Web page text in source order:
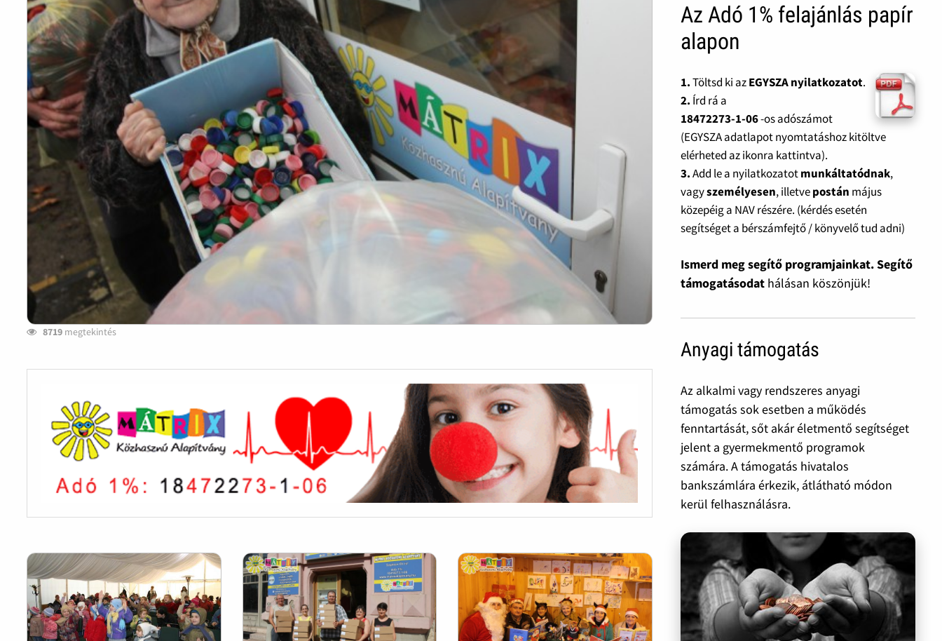
8719 megtekintés
Az Adó 1% felajánlás papír
alapon
1.Töltsd ki azEGYSZA nyilatkozatot.
2. Írd rá a
18472273-1-06-os adószámot
(EGYSZA adatlapot nyomtatáshoz kitöltve
elérheted az ikonra kattintva).
3.Add le a nyilatkozatotmunkáltatódnak,
vagyszemélyesen, illetvepostán május
közepéig a NAV részére. (kérdés esetén
segítséget a bérszámfejtő / könyvelő tud adni)
Ismerd meg segítő programjainkat. Segítő
támogatásodat hálásan köszönjük!
Anyagi támogatás
Az alkalmi vagy rendszeres anyagi
támogatás sok esetben a működés
fenntartását, sőt akár életmentő segítséget
jelent a gyermekmentő programok
számára. A támogatás hivatalos
bankszámlára érkezik, átlátható módon
kerül felhasználásra.